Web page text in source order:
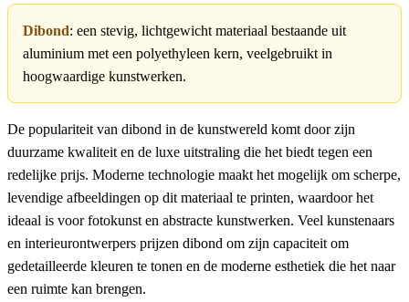
Dibond: een stevig, lichtgewicht materiaal bestaande uit
aluminium met een polyethyleen kern, veelgebruikt in
hoogwaardige kunstwerken.
De populariteit van dibond in de kunstwereld komt door zijn
duurzame kwaliteit en de luxe uitstraling die het biedt tegen een
redelijke prijs. Moderne technologie maakt het mogelijk om scherpe,
levendige afbeeldingen op dit materiaal te printen, waardoor het
ideaal is voor fotokunst en abstracte kunstwerken. Veel kunstenaars
en interieurontwerpers prijzen dibond om zijn capaciteit om
gedetailleerde kleuren te tonen en de moderne esthetiek die het naar
een ruimte kan brengen.